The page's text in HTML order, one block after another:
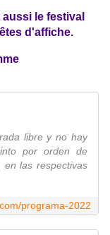
le festival
d'affiche.
libre y no hay
por orden de
en las respectivas
programa-2022